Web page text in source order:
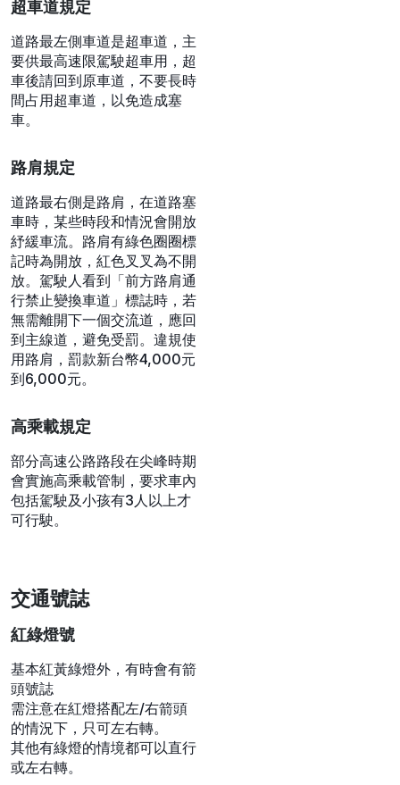
速，罰款新台幣3,000元
到6,000元，並記2點
嚴重超速：超過速限40公
里，罰款新台幣6,000元到
36,000元，並當場禁止駕
駛，記3點。場禁止其駕
駛，無論何種道路嚴重超
超車道規定
道路最左側車道是超車道，主
要供最高速限駕駛超車用，超
車後請回到原車道，不要長時
間占用超車道，以免造成塞
車。
路肩規定
道路最右側是路肩，在道路塞
紓緩車流。路肩有綠色圈圈標
記時為開放，紅色叉叉為不開
放。駕駛人看到「前方路肩通
行禁止變換車道」標誌時，若
無需離開下一個交流道，應回
到主線道，避免受罰。違規使
高乘載規定
會實施高乘載管制，要求車內
包括駕駛及小孩有3人以上才
可行駛。